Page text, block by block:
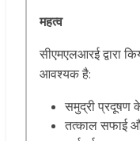
महत्व
सीएमएलआरई द्वारा
आवश्यक है:
समुद्री प्रदूषण
तत्काल सफाई